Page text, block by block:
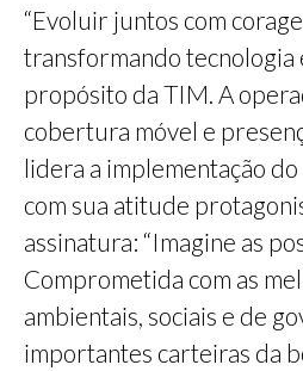
“Evoluir juntos com
transformando tecnologia
propósito da TIM. A
cobertura móvel e
lidera a implementação
com sua atitude
assinatura: “Imagine as
Comprometida com as
ambientais, sociais e de
importantes carteiras da